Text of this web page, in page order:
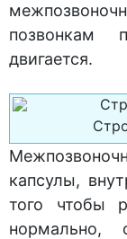
позвонкам
двигается.
капсулы,
того чтобы
нормально,